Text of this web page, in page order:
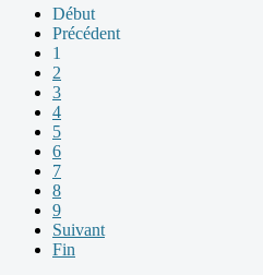
Début
Précédent
1
2
3
4
5
6
7
8
9
Suivant
Fin